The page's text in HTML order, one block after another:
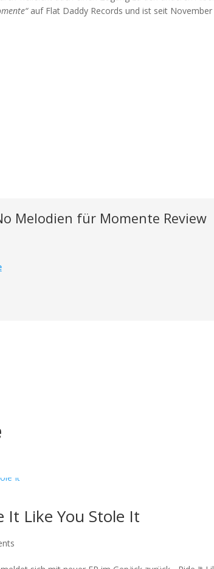
auf Flat Daddy Records und ist seit November
Melodien für Momente Review
It Like You Stole It